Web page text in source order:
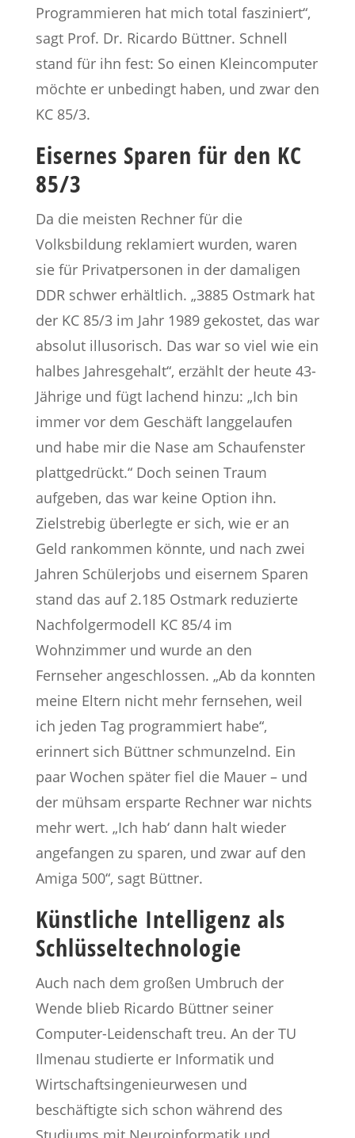
Programmieren hat mich total fasziniert“,
sagt Prof. Dr. Ricardo Büttner. Schnell
stand für ihn fest: So einen Kleincomputer
möchte er unbedingt haben, und zwar den
KC 85/3.
Eisernes Sparen für den KC
85/3
Da die meisten Rechner für die
Volksbildung reklamiert wurden, waren
sie für Privatpersonen in der damaligen
DDR schwer erhältlich. „3885 Ostmark hat
der KC 85/3 im Jahr 1989 gekostet, das war
absolut illusorisch. Das war so viel wie ein
halbes Jahresgehalt“, erzählt der heute 43-
Jährige und fügt lachend hinzu: „Ich bin
immer vor dem Geschäft langgelaufen
und habe mir die Nase am Schaufenster
plattgedrückt.“ Doch seinen Traum
aufgeben, das war keine Option ihn.
Zielstrebig überlegte er sich, wie er an
Geld rankommen könnte, und nach zwei
Jahren Schülerjobs und eisernem Sparen
stand das auf 2.185 Ostmark reduzierte
Nachfolgermodell KC 85/4 im
Wohnzimmer und wurde an den
Fernseher angeschlossen. „Ab da konnten
meine Eltern nicht mehr fernsehen, weil
ich jeden Tag programmiert habe“,
erinnert sich Büttner schmunzelnd. Ein
paar Wochen später fiel die Mauer – und
der mühsam ersparte Rechner war nichts
mehr wert. „Ich hab‘ dann halt wieder
angefangen zu sparen, und zwar auf den
Amiga 500“, sagt Büttner.
Künstliche Intelligenz als
Schlüsseltechnologie
Auch nach dem großen Umbruch der
Wende blieb Ricardo Büttner seiner
Computer-Leidenschaft treu. An der TU
Ilmenau studierte er Informatik und
Wirtschaftsingenieurwesen und
beschäftigte sich schon während des